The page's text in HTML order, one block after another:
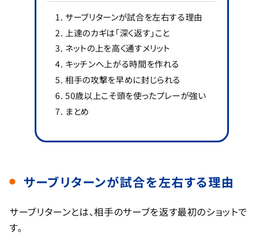
サーブリターンが試合を左右する理由
上達のカギは「深く返す」こと
ネットの上を高く通すメリット
キッチンへ上がる時間を作れる
相手の攻撃を早めに封じられる
50歳以上こそ頭を使ったプレーが強い
まとめ
サーブリターンが試合を左右する理由
サーブリターンとは、相手のサーブを返す最初のショットで
す。